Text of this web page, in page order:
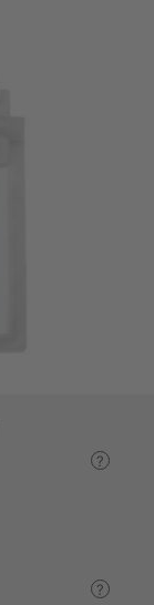
?
?